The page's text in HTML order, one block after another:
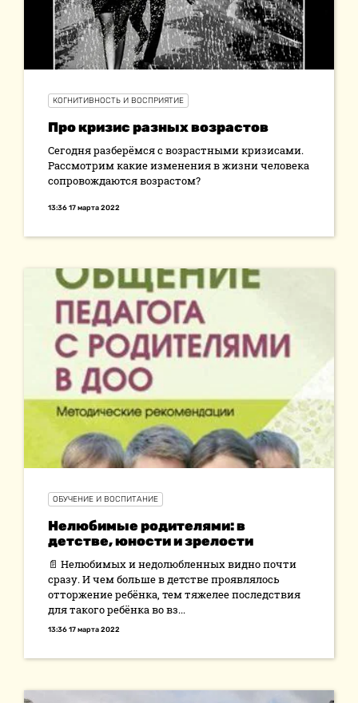
КОГНИТИВНОСТЬ И ВОСПРИЯТИЕ
Про кризис разных возрастов
Сегодня разберёмся с возрастными кризисами.
Рассмотрим какие изменения в жизни человека
сопровождаются возрастом?
13:36 17 марта 2022
ОБУЧЕНИЕ И ВОСПИТАНИЕ
Нелюбимые родителями: в
детстве, юности и зрелости
📄 Нелюбимых и недолюбленных видно почти
сразу. И чем больше в детстве проявлялось
отторжение ребёнка, тем тяжелее последствия
для такого ребёнка во вз...
13:36 17 марта 2022